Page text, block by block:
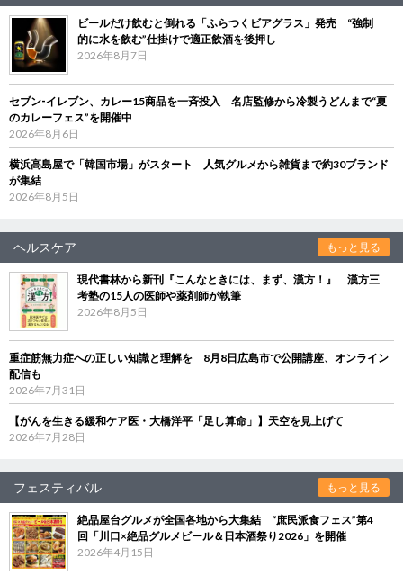
ビールだけ飲むと倒れる「ふらつくビアグラス」発売 “強制
的に水を飲む”仕掛けで適正飲酒を後押し
2026年8月7日
セブン‐イレブン、カレー15商品を一斉投入 名店監修から冷製うどんまで“夏
のカレーフェス”を開催中
2026年8月6日
横浜高島屋で「韓国市場」がスタート 人気グルメから雑貨まで約30ブランド
が集結
2026年8月5日
ヘルスケア もっと見る
現代書林から新刊『こんなときには、まず、漢方！』 漢方三
考塾の15人の医師や薬剤師が執筆
2026年8月5日
重症筋無力症への正しい知識と理解を 8月8日広島市で公開講座、オンライン
配信も
2026年7月31日
【がんを生きる緩和ケア医・大橋洋平「足し算命」】天空を見上げて
2026年7月28日
フェスティバル もっと見る
絶品屋台グルメが全国各地から大集結 “庶民派食フェス”第4
回「川口×絶品グルメビール＆日本酒祭り2026」を開催
2026年4月15日